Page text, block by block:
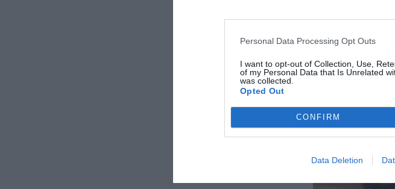
Personal Data Processing Opt Outs
I want to opt-out of Collection, Use,
of my Personal Data that Is Unrelated
was collected.
Opted Out
CONFIRM
Data Deletion